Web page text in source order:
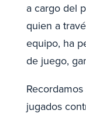
a cargo del
quien a
equipo, ha
de juego,
jugados